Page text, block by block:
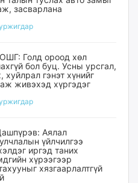
засварлана
Голд ороод хөл
бол буц. Усны урсгал,
хуйлрал гэнэт хүнийг
живэхэд хүргэдэг
Аялал
үйлчилгээ
иргэд таних
хүрээгээр
хязгаарлалтгүй